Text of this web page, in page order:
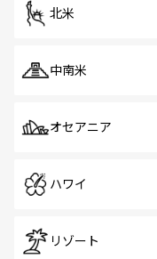
北米
中南米
オセアニア
ハワイ
リゾート